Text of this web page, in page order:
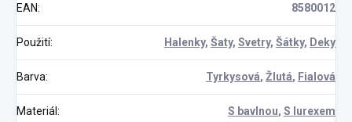
EAN: 8580012
Použití: Halenky, Šaty, Svetry, Šátky, Deky
Barva: Tyrkysová, Žlutá, Fialová
Materiál : S bavlnou, S lurexem